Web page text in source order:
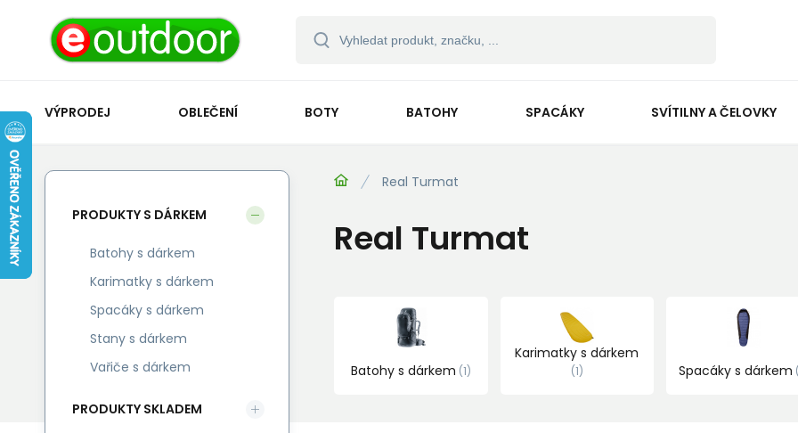
VÝPRODEJ OBLEČENÍ BOTY BATOHY SPACÁKY SVÍTILNY A ČELOVKY
Real Turmat
Real Turmat
Batohy s dárkem 1
Karimatky s dárkem
1 Spacáky s dárkem
PRODUKTY S DÁRKEM
Batohy s dárkem
Karimatky s dárkem
Spacáky s dárkem
Stany s dárkem
Vařiče s dárkem
PRODUKTY SKLADEM